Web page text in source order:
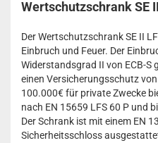
Wertschutzschrank SE
Der Wertschutzschrank SE II
Einbruch und Feuer. Der
Widerstandsgrad II von ECB-S
einen Versicherungsschutz
100.000€ für private Zwecke
nach EN 15659 LFS 60 P und
Der Schrank ist mit einem EN
Sicherheitsschloss